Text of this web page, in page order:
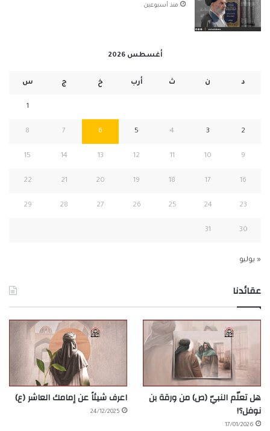
منذ أسبوعين
أغسطس 2026
د ن ث أرب خ ج س
1
2
3
4
5
6
7
8
9
10
11
12
13
14
15
16
17
18
19
20
21
22
23
24
25
26
27
28
29
30
31
« يوليو
عقائدنا
هل تعلّم النبيّ (ص) من ورقة بن
نوفل؟!
17/01/2026
اعرف شيئاً عن إمامك العاشر (ع)
24/12/2025